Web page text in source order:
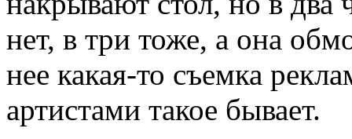
нет, в три тоже, а она
нее какая-то съемка
артистами такое бывает.